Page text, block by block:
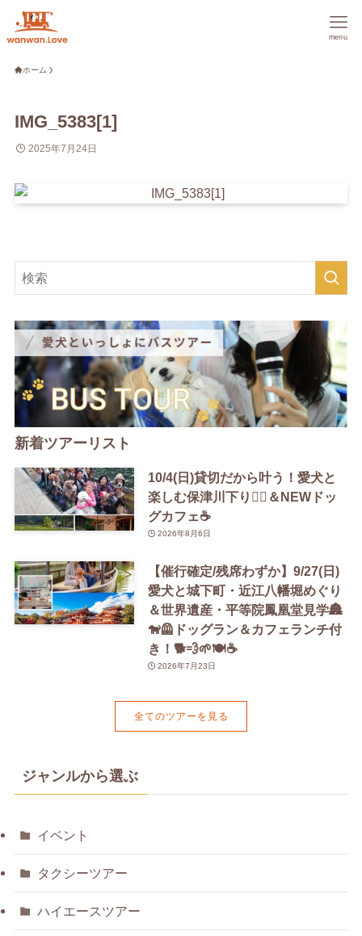
menu
ホーム
IMG_5383[1]
2025年7月24日
新着ツアーリスト
10/4(日)貸切だから叶う！愛犬と
楽しむ保津川下り🚣‍♀️＆NEWドッ
グカフェ☕️
2026年8月6日
【催行確定/残席わずか】9/27(日)
愛犬と城下町・近江八幡堀めぐり
＆世界遺産・平等院鳳凰堂見学🏯
🐕‍🦺ドッグラン＆カフェランチ付
き！🐕💨🌱🍽️☕️
2026年7月23日
全てのツアーを見る
ジャンルから選ぶ
イベント
タクシーツアー
ハイエースツアー